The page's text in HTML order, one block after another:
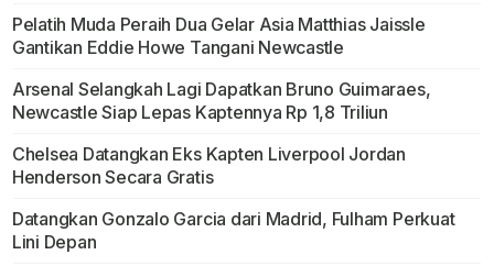
Pelatih Muda Peraih Dua Gelar Asia Matthias Jaissle
Gantikan Eddie Howe Tangani Newcastle
Arsenal Selangkah Lagi Dapatkan Bruno Guimaraes,
Newcastle Siap Lepas Kaptennya Rp 1,8 Triliun
Chelsea Datangkan Eks Kapten Liverpool Jordan
Henderson Secara Gratis
Datangkan Gonzalo Garcia dari Madrid, Fulham Perkuat
Lini Depan